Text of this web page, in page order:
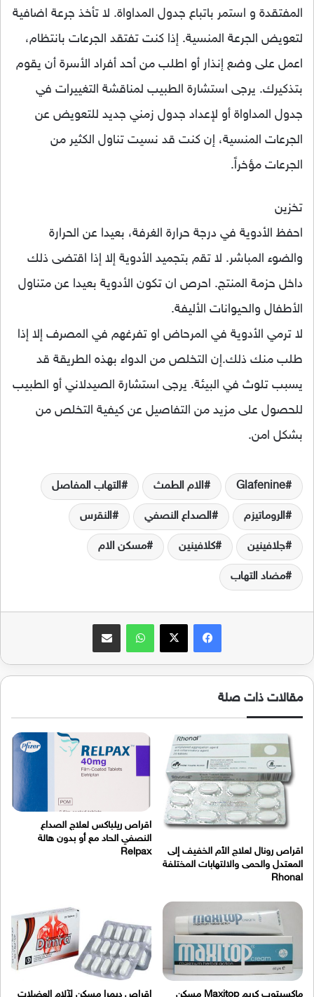
المفتقدة و استمر باتباع جدول المداواة. لا تأخذ جرعة اضافية
لتعويض الجرعة المنسية. إذا كنت تفتقد الجرعات بانتظام،
اعمل على وضع إنذار أو اطلب من أحد أفراد الأسرة أن يقوم
بتذكيرك. يرجى استشارة الطبيب لمناقشة التغييرات في
جدول المداواة أو لإعداد جدول زمني جديد للتعويض عن
الجرعات المنسية، إن كنت قد نسيت تناول الكثير من
الجرعات مؤخراً.
تخزين
احفظ الأدوية في درجة حرارة الغرفة، بعيدا عن الحرارة
والضوء المباشر. لا تقم بتجميد الأدوية إلا إذا اقتضى ذلك
داخل حزمة المنتج. احرص ان تكون الأدوية بعيدا عن متناول
الأطفال والحيوانات الأليفة.
لا ترمي الأدوية في المرحاض او تفرغهم في المصرف إلا إذا
طلب منك ذلك.إن التخلص من الدواء بهذه الطريقة قد
يسبب تلوث في البيئة. يرجى استشارة الصيدلاني أو الطبيب
للحصول على مزيد من التفاصيل عن كيفية التخلص من
بشكل امن.
Glafenine الام الطمث التهاب المفاصل
الروماتيزم الصداع النصفي النقرس
جلافينين كلافينين مسكن الام
مضاد التهاب
فيسبوك‫X واتساب مشاركة عبر البريد
مقالات ذات صلة
اقراص رونال لعلاج الأم الخفيف إلى
المعتدل والحمى والالتهابات المختلفة
Rhonal
اقراص ريلباكس لعلاج الصداع
النصفي الحاد مع أو بدون هالة
Relpax
ماكسيتوب كريم Maxitop مسكن اقراص ديمرا مسكن لآلام العضلات